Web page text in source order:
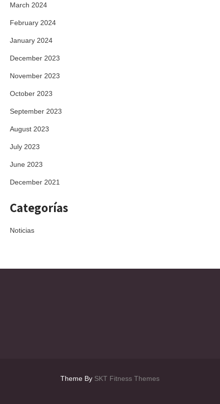
March 2024
February 2024
January 2024
December 2023
November 2023
October 2023
September 2023
August 2023
July 2023
June 2023
December 2021
Categorías
Noticias
Theme By SKT Fitness Themes